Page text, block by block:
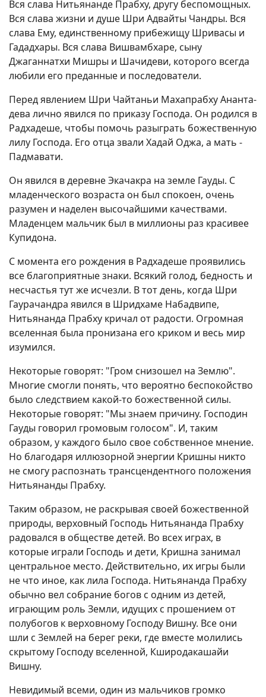
Вся слава Нитьянанде Прабху, другу беспомощных.
Вся слава жизни и душе Шри Адвайты Чандры. Вся
слава Ему, единственному прибежищу Шривасы и
Гададхары. Вся слава Вишвамбхаре, сыну
Джаганнатхи Мишры и Шачидеви, которого всегда
любили его преданные и последователи.
Перед явлением Шри Чайтаньи Махапрабху Ананта-
дева лично явился по приказу Господа. Он родился в
Радхадеше, чтобы помочь разыграть божественную
лилу Господа. Его отца звали Хадай Оджа, а мать -
Падмавати.
Он явился в деревне Экачакра на земле Гауды. С
младенческого возраста он был спокоен, очень
разумен и наделен высочайшими качествами.
Младенцем мальчик был в миллионы раз красивее
Купидона.
С момента его рождения в Радхадеше проявились
все благоприятные знаки. Всякий голод, бедность и
несчастья тут же исчезли. В тот день, когда Шри
Гаурачандра явился в Шридхаме Набадвипе,
Нитьянанда Прабху кричал от радости. Огромная
вселенная была пронизана его криком и весь мир
изумился.
Некоторые говорят: "Гром снизошел на Землю".
Многие смогли понять, что вероятно беспокойство
было следствием какой-то божественной силы.
Некоторые говорят: "Мы знаем причину. Господин
Гауды говорил громовым голосом". И, таким
образом, у каждого было свое собственное мнение.
Но благодаря иллюзорной энергии Кришны никто
не смогу распознать трансцендентного положения
Нитьянанды Прабху.
Таким образом, не раскрывая своей божественной
природы, верховный Господь Нитьянанда Прабху
радовался в обществе детей. Во всех играх, в
которые играли Господь и дети, Кришна занимал
центральное место. Действительно, их игры были
не что иное, как лила Господа. Нитьянанда Прабху
обычно вел собрание богов с одним из детей,
играющим роль Земли, идущих с прошением от
полубогов к верховному Господу Вишну. Все они
шли с Землей на берег реки, где вместе молились
скрытому Господу вселенной, Кширодакашайи
Вишну.
Невидимый всеми, один из мальчиков громко